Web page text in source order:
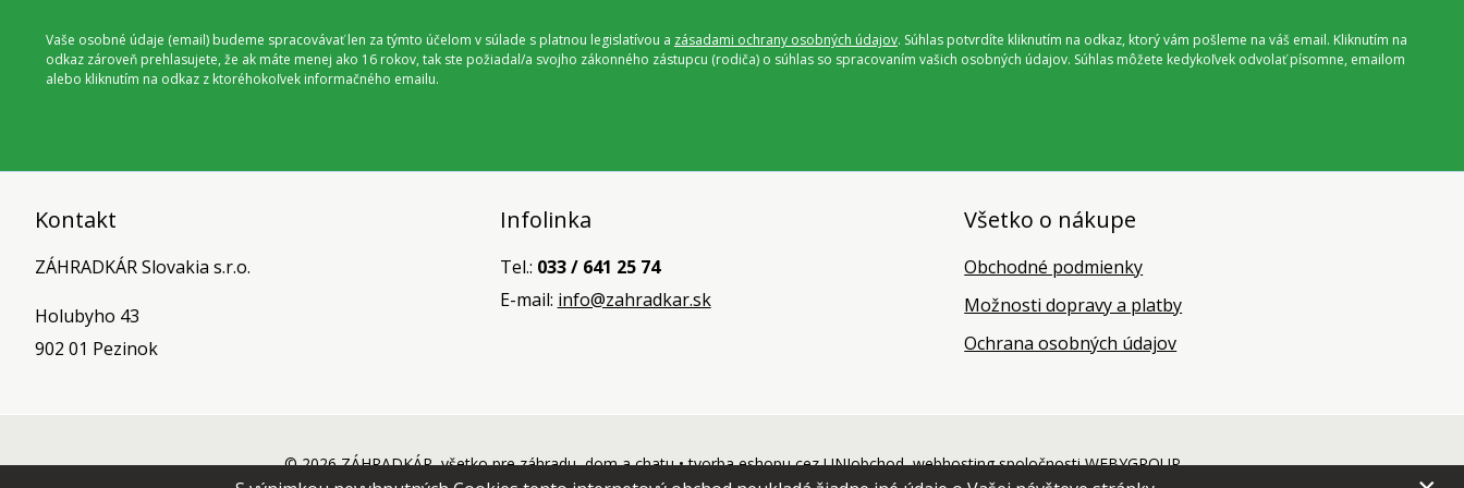
Vaše osobné údaje (email) budeme spracovávať len za týmto účelom v súlade s platnou legislatívou a zásadami ochrany osobných údajov. Súhlas potvrdíte kliknutím na odkaz, ktorý vám pošleme na váš email. Kliknutím na
odkaz zároveň prehlasujete, že ak máte menej ako 16 rokov, tak ste požiadal/a svojho zákonného zástupcu (rodiča) o súhlas so spracovaním vašich osobných údajov. Súhlas môžete kedykoľvek odvolať písomne, emailom
alebo kliknutím na odkaz z ktoréhokoľvek informačného emailu.
Kontakt
ZÁHRADKÁR Slovakia s.r.o.
Holubyho 43
902 01 Pezinok
Infolinka
Tel.: 033 / 641 25 74
E-mail: info@zahradkar.sk
Všetko o nákupe
Obchodné podmienky
Možnosti dopravy a platby
Ochrana osobných údajov
© 2026 ZÁHRADKÁR, všetko pre záhradu, dom a chatu •tvorba eshopu cez UNIobchod,webhostingspoločnostiWEBYGROUP